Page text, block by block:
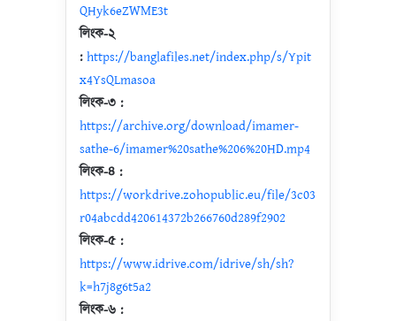
QHyk6eZWME3t
লিংক-২
:https://banglafiles.net/index.php/s/Ypit
x4YsQLmasoa
লিংক-৩ :
https://archive.org/download/imamer-
sathe-6/imamer%20sathe%206%20HD.mp4
লিংক-৪ :
https://workdrive.zohopublic.eu/file/3c03
r04abcdd420614372b266760d289f2902
লিংক-৫ :
https://www.idrive.com/idrive/sh/sh?
k=h7j8g6t5a2
লিংক-৬ :